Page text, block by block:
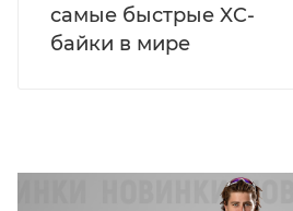
самые быстрые XC-
байки в мире